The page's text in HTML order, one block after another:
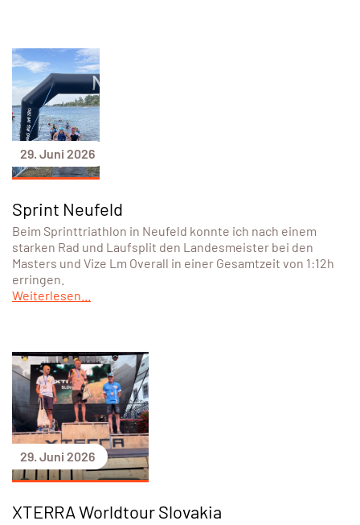
29. Juni 2026
Sprint Neufeld
Beim Sprinttriathlon in Neufeld konnte ich nach einem
starken Rad und Laufsplit den Landesmeister bei den
Masters und Vize Lm Overall in einer Gesamtzeit von 1:12h
erringen.
Weiterlesen...
29. Juni 2026
XTERRA Worldtour Slovakia